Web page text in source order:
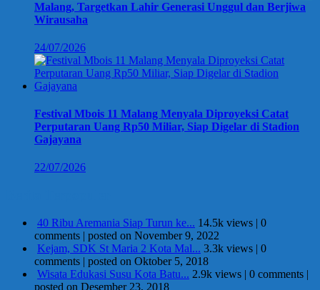
Malang, Targetkan Lahir Generasi Unggul dan Berjiwa
Wirausaha
24/07/2026
Festival Mbois 11 Malang Menyala Diproyeksi Catat
Perputaran Uang Rp50 Miliar, Siap Digelar di Stadion
Gajayana
22/07/2026
40 Ribu Aremania Siap Turun ke... 14.5k views | 0
comments | posted on November 9, 2022
Kejam, SDK St Maria 2 Kota Mal... 3.3k views | 0
comments | posted on Oktober 5, 2018
Wisata Edukasi Susu Kota Batu... 2.9k views | 0 comments |
posted on Desember 23, 2018